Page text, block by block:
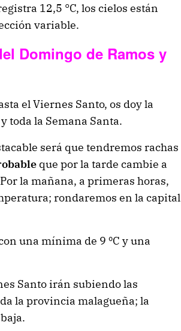
12,5 °C, los cielos están
variable.
Domingo de Ramos y
el Viernes Santo, os doy la
toda la Semana Santa.
será que tendremos rachas
que por la tarde cambie a
la mañana, a primeras horas,
rondaremos en la capital
una mínima de 9 ºC y una
Santo irán subiendo las
la provincia malagueña; la